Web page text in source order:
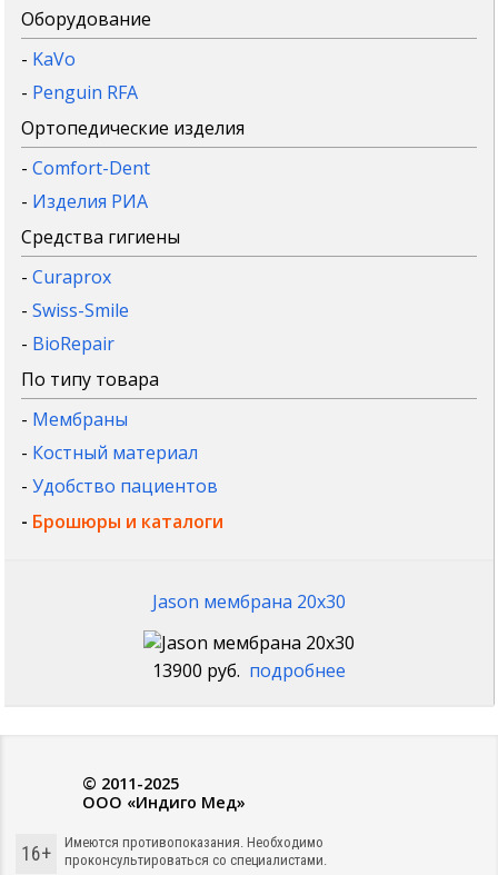
Оборудование
- KaVo
- Penguin RFA
Ортопедические изделия
-Comfort-Dent
- Изделия РИА
Средства гигиены
-Curaprox
-Swiss-Smile
- BioRepair
По типу товара
- Мембраны
- Костный материал
-Удобство пациентов
- Брошюры и каталоги
Jason мембрана 20x30
13900 руб. подробнее
© 2011-2025
ООО «Индиго Мед»
16+
Имеются противопоказания. Необходимо
проконсультироваться со специалистами.